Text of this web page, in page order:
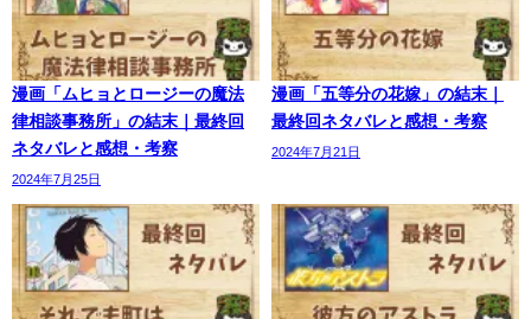
漫画「ムヒョとロージーの魔法
律相談事務所」の結末｜最終回
ネタバレと感想・考察
2024年7月25日
漫画「五等分の花嫁」の結末｜
最終回ネタバレと感想・考察
2024年7月21日